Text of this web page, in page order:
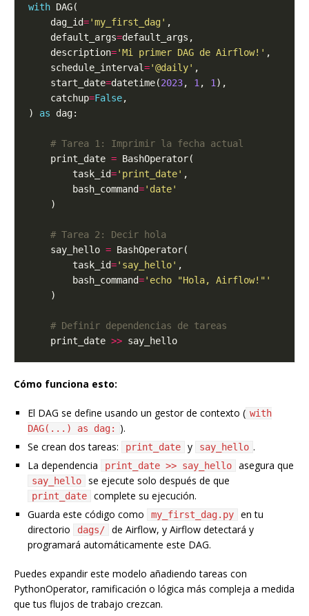
with
    dag_id
='my_first_dag'
    default_args
=
    description
='Mi primer DAG de Airflow!'
    schedule_interval
='@daily'
    start_date
=datetime(2023, 1 , 1
    catchup
=False
) as
# Tarea 1: Imprimir la fecha actual
    print_date
=
        task_id
='print_date'
        bash_command
='date'
# Tarea 2: Decir hola
    say_hello
=
        task_id
='say_hello'
        bash_command
='echo "Hola, Airflow!"'
# Definir dependencias de tareas
    print_date
>>
Cómo funciona esto:
El DAG se define usando un gestor de contexto ( with
DAG(...) as dag:
).
Se crean dos tareas:
print_date y say_hello .
La dependencia
print_date >> say_hello asegura que
say_hello se ejecute solo después de que
print_date
complete su ejecución.
Guarda este código como
my_first_dag.py
en tu
directorio
dags/
de Airflow, y Airflow detectará y
programará automáticamente este DAG.
Puedes expandir este modelo añadiendo tareas con
PythonOperator, ramificación o lógica más compleja a medida
que tus flujos de trabajo crezcan.